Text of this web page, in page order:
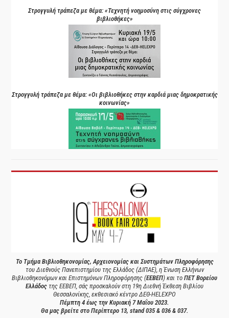
Στρογγυλή τράπεζα με θέμα: «Τεχνητή νοημοσύνη στις σύγχρονες
βιβλιοθήκες»
Στρογγυλή τράπεζα με θέμα: «Οι βιβλιοθήκες στην καρδιά μιας δημοκρατικής
κοινωνίας»
Το Τμήμα Βιβλιοθηκονομίας, Αρχειονομίας και Συστημάτων Πληροφόρησης
του Διεθνούς Πανεπιστημίου της Ελλάδος (ΔΙΠΑΕ), η Ένωση Ελλήνων
Βιβλιοθηκονόμων και Επιστημόνων Πληροφόρησης (ΕΕΒΕΠ) και το ΠΕΤ Βορείου
Ελλάδος της ΕΕΒΕΠ, σάς προσκαλούν στη 19η Διεθνή Έκθεση Βιβλίου
Θεσσαλονίκης, εκθεσιακό κέντρο ΔΕΘ-HELEXPO
Πέμπτη 4 έως την Κυριακή 7 Μαΐου 2023.
Θα μας βρείτε στο Περίπτερο 13, stand 035 & 036 & 037.